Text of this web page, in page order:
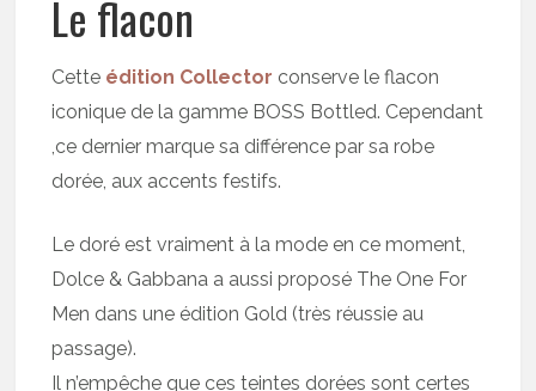
Le flacon
Cette édition Collector conserve le flacon
iconique de la gamme BOSS Bottled. Cependant
,ce dernier marque sa différence par sa robe
dorée, aux accents festifs.
Le doré est vraiment à la mode en ce moment,
Dolce & Gabbana a aussi proposé The One For
Men dans une édition Gold (très réussie au
passage).
Il n’empêche que ces teintes dorées sont certes